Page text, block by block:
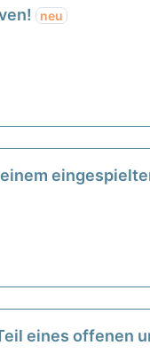
neu
eines offenen